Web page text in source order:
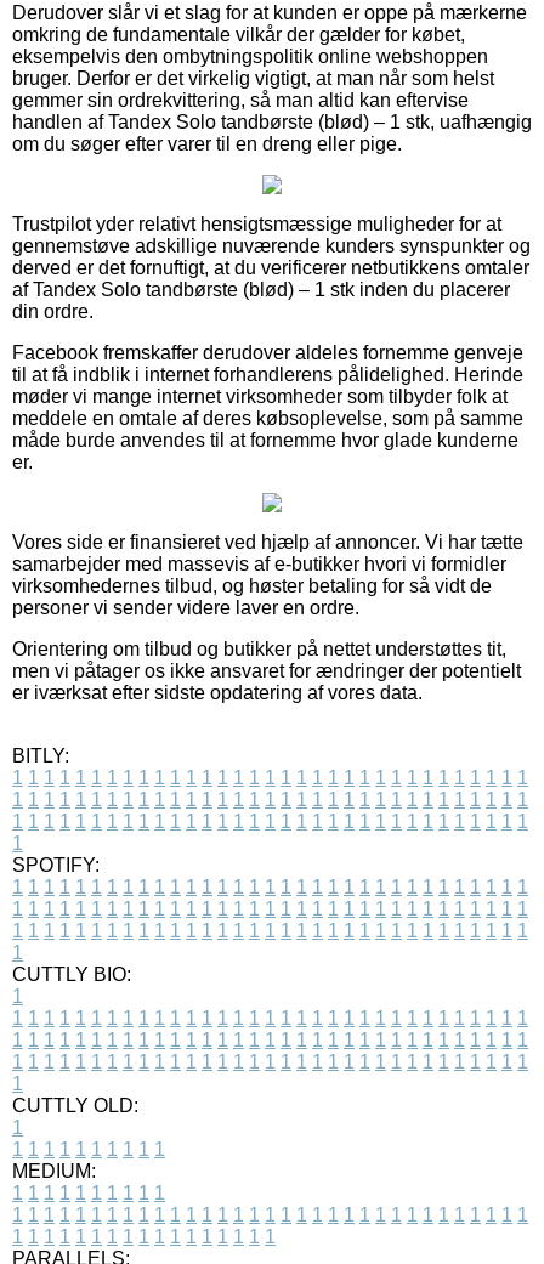
Derudover slår vi et slag for at kunden er oppe på mærkerne
omkring de fundamentale vilkår der gælder for købet,
eksempelvis den ombytningspolitik online webshoppen
bruger. Derfor er det virkelig vigtigt, at man når som helst
gemmer sin ordrekvittering, så man altid kan eftervise
handlen af Tandex Solo tandbørste (blød) – 1 stk, uafhængig
om du søger efter varer til en dreng eller pige.
Trustpilot yder relativt hensigtsmæssige muligheder for at
gennemstøve adskillige nuværende kunders synspunkter og
derved er det fornuftigt, at du verificerer netbutikkens omtaler
af Tandex Solo tandbørste (blød) – 1 stk inden du placerer
din ordre.
Facebook fremskaffer derudover aldeles fornemme genveje
til at få indblik i internet forhandlerens pålidelighed. Herinde
møder vi mange internet virksomheder som tilbyder folk at
meddele en omtale af deres købsoplevelse, som på samme
måde burde anvendes til at fornemme hvor glade kunderne
er.
Vores side er finansieret ved hjælp af annoncer. Vi har tætte
samarbejder med massevis af e-butikker hvori vi formidler
virksomhedernes tilbud, og høster betaling for så vidt de
personer vi sender videre laver en ordre.
Orientering om tilbud og butikker på nettet understøttes tit,
men vi påtager os ikke ansvaret for ændringer der potentielt
er iværksat efter sidste opdatering af vores data.
BITLY:
1 1 1 1 1 1 1 1 1 1 1 1 1 1 1 1 1 1 1 1 1 1 1 1 1 1 1 1 1 1 1 1 1
1 1 1 1 1 1 1 1 1 1 1 1 1 1 1 1 1 1 1 1 1 1 1 1 1 1 1 1 1 1 1 1 1
1 1 1 1 1 1 1 1 1 1 1 1 1 1 1 1 1 1 1 1 1 1 1 1 1 1 1 1 1 1 1 1 1
1
SPOTIFY:
1 1 1 1 1 1 1 1 1 1 1 1 1 1 1 1 1 1 1 1 1 1 1 1 1 1 1 1 1 1 1 1 1
1 1 1 1 1 1 1 1 1 1 1 1 1 1 1 1 1 1 1 1 1 1 1 1 1 1 1 1 1 1 1 1 1
1 1 1 1 1 1 1 1 1 1 1 1 1 1 1 1 1 1 1 1 1 1 1 1 1 1 1 1 1 1 1 1 1
1
CUTTLY BIO:
1
1 1 1 1 1 1 1 1 1 1 1 1 1 1 1 1 1 1 1 1 1 1 1 1 1 1 1 1 1 1 1 1 1
1 1 1 1 1 1 1 1 1 1 1 1 1 1 1 1 1 1 1 1 1 1 1 1 1 1 1 1 1 1 1 1 1
1 1 1 1 1 1 1 1 1 1 1 1 1 1 1 1 1 1 1 1 1 1 1 1 1 1 1 1 1 1 1 1 1
1
CUTTLY OLD:
1
1 1 1 1 1 1 1 1 1 1
MEDIUM:
1 1 1 1 1 1 1 1 1 1
1 1 1 1 1 1 1 1 1 1 1 1 1 1 1 1 1 1 1 1 1 1 1 1 1 1 1 1 1 1 1 1 1
1 1 1 1 1 1 1 1 1 1 1 1 1 1 1 1 1
PARALLELS: